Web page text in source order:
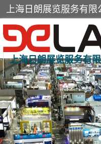
上海日朗展览服务有
展台装修搭建
展厅装修
展会装修设计